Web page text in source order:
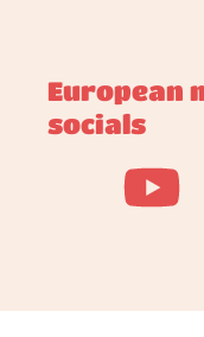
European
socials